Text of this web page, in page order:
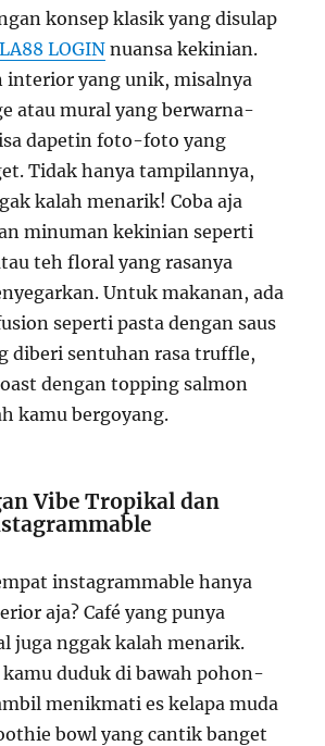
konsep klasik yang disulap
LOGIN nuansa kekinian.
interior yang unik, misalnya
atau mural yang berwarna-
dapetin foto-foto yang
Tidak hanya tampilannya,
kalah menarik! Coba aja
minuman kekinian seperti
teh floral yang rasanya
Untuk makanan, ada
seperti pasta dengan saus
diberi sentuhan rasa truffle,
dengan topping salmon
kamu bergoyang.
Vibe Tropikal dan
instagrammable hanya
aja? Café yang punya
juga nggak kalah menarik.
duduk di bawah pohon-
menikmati es kelapa muda
bowl yang cantik banget